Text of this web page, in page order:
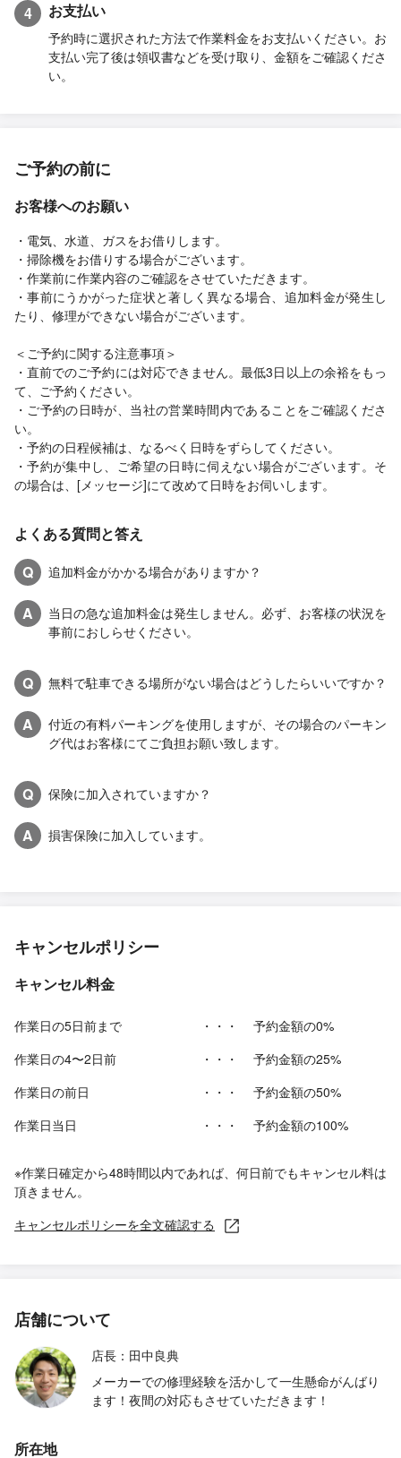
4 お支払い
予約時に選択された方法で作業料金をお支払いください。お
支払い完了後は領収書などを受け取り、金額をご確認くださ
い。
ご予約の前に
お客様へのお願い
・電気、水道、ガスをお借りします。
・掃除機をお借りする場合がございます。
・作業前に作業内容のご確認をさせていただきます。
・事前にうかがった症状と著しく異なる場合、追加料金が発生し
たり、修理ができない場合がございます。
＜ご予約に関する注意事項＞
・直前でのご予約には対応できません。最低3日以上の余裕をもっ
て、ご予約ください。
・ご予約の日時が、当社の営業時間内であることをご確認くださ
い。
・予約の日程候補は、なるべく日時をずらしてください。
・予約が集中し、ご希望の日時に伺えない場合がございます。そ
の場合は、[メッセージ]にて改めて日時をお伺いします。
よくある質問と答え
Q
追加料金がかかる場合がありますか？
A
当日の急な追加料金は発生しません。必ず、お客様の状況を
事前におしらせください。
Q 無料で駐車できる場所がない場合はどうしたらいいですか？
A
付近の有料パーキングを使用しますが、その場合のパーキン
グ代はお客様にてご負担お願い致します。
Q 保険に加入されていますか？
A 損害保険に加入しています。
キャンセルポリシー
キャンセル料金
作業日の5日前まで ・・・
予約金額の0%
作業日の4〜2日前
・・・
予約金額の25%
作業日の前日
・・・
予約金額の50%
作業日当日
・・・ 予約金額の100%
※作業日確定から48時間以内であれば、何日前でもキャンセル料は
頂きません。
キャンセルポリシーを全文確認する
店舗について
店長：田中良典
メーカーでの修理経験を活かして一生懸命がんばり
ます！夜間の対応もさせていただきます！
所在地